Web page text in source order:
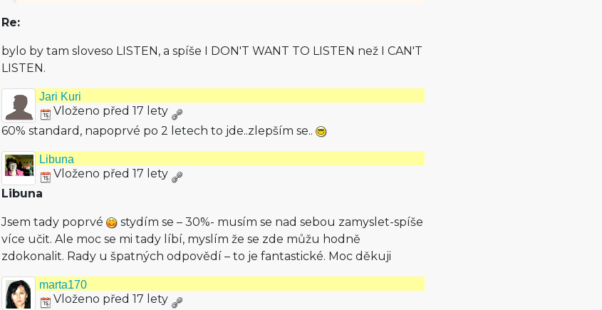
Re:
bylo by tam sloveso LISTEN, a spíše I DON'T WANT TO LISTEN než I CAN'T
LISTEN.
Jari Kuri
Vloženo před 17 lety
60% standard, napoprvé po 2 letech to jde..zlepším se..
Libuna
Vloženo před 17 lety
Libuna
Jsem tady poprvé
stydím se – 30%- musím se nad sebou zamyslet-spíše
více učit. Ale moc se mi tady líbí, myslím že se zde můžu hodně
zdokonalit. Rady u špatných odpovědí – to je fantastické. Moc děkuji
marta170
Vloženo před 17 lety